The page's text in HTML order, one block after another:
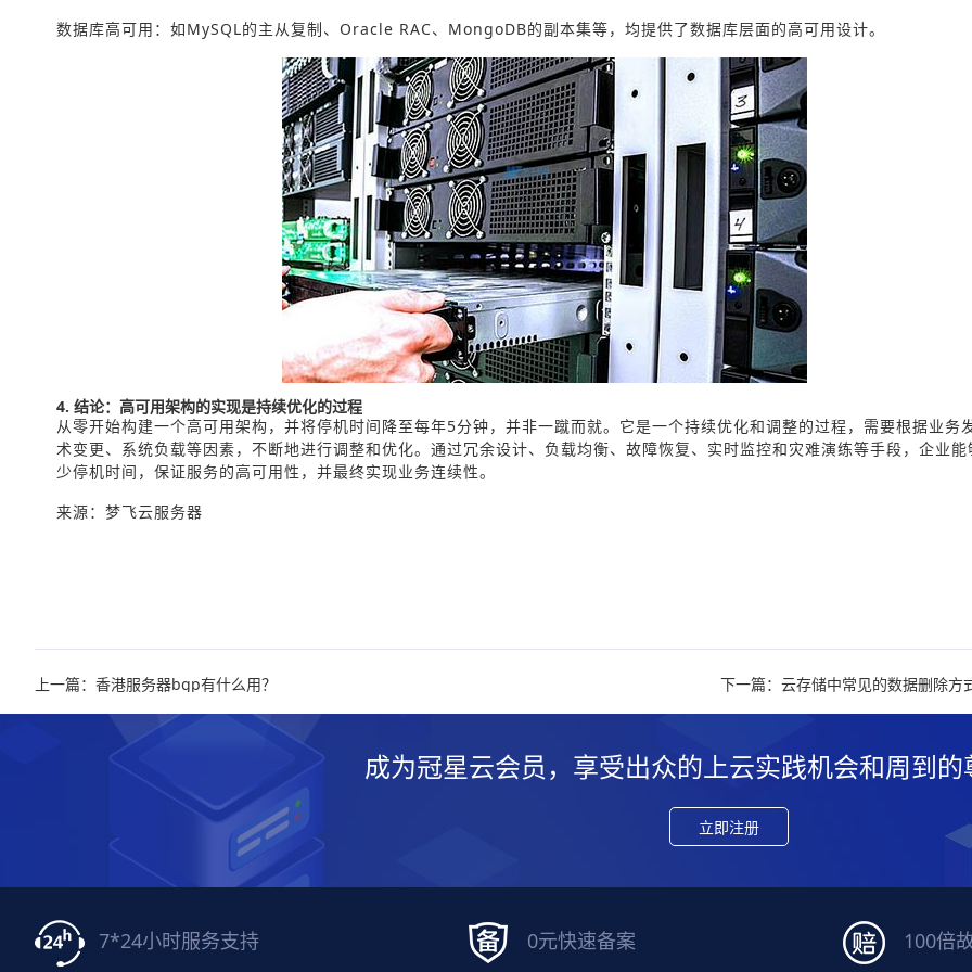
数据库高可用：如MySQL的主从复制、Oracle RAC、MongoDB的副本集等，均提供了数据库层面的高可用设计。
4. 结论：高可用架构的实现是持续优化的过程
从零开始构建一个高可用架构，并将停机时间降至每年5分钟，并非一蹴而就。它是一个持续优化和调整的过程，需要根据业务
术变更、系统负载等因素，不断地进行调整和优化。通过冗余设计、负载均衡、故障恢复、实时监控和灾难演练等手段，企业能
少停机时间，保证服务的高可用性，并最终实现业务连续性。
来源： 梦飞云服务器
上一篇：香港服务器bgp有什么用？ 下一篇：云存储中常见的数据删除方
成为冠星云会员，享受出众的上云实践机会和周到的
立即注册
7*24小时服务支持 0元快速备案 100倍